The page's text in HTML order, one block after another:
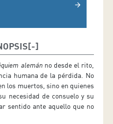
arrow_forward
alemánno desde el rito,
humana de la pérdida. No
los muertos, sino en quienes
necesidad de consuelo y su
sentido ante aquello que no